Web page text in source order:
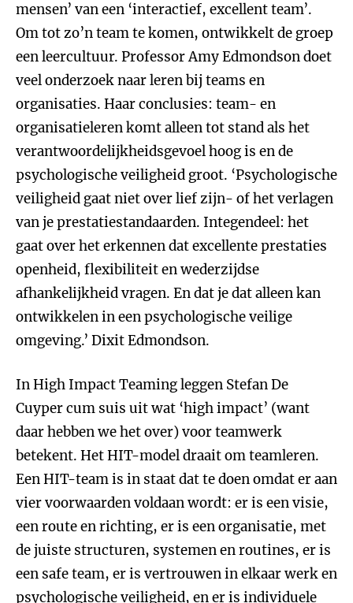
mensen’ van een ‘interactief, excellent team’.
Om tot zo’n team te komen, ontwikkelt de groep
een leercultuur. Professor Amy Edmondson doet
veel onderzoek naar leren bij teams en
organisaties. Haar conclusies: team- en
organisatieleren komt alleen tot stand als het
verantwoordelijkheidsgevoel hoog is en de
psychologische veiligheid groot. ‘Psychologische
veiligheid gaat niet over lief zijn- of het verlagen
van je prestatiestandaarden. Integendeel: het
gaat over het erkennen dat excellente prestaties
openheid, flexibiliteit en wederzijdse
afhankelijkheid vragen. En dat je dat alleen kan
ontwikkelen in een psychologische veilige
omgeving.’ Dixit Edmondson.
In High Impact Teaming leggen Stefan De
Cuyper cum suis uit wat ‘high impact’ (want
daar hebben we het over) voor teamwerk
betekent. Het HIT-model draait om teamleren.
Een HIT-team is in staat dat te doen omdat er aan
vier voorwaarden voldaan wordt: er is een visie,
een route en richting, er is een organisatie, met
de juiste structuren, systemen en routines, er is
een safe team, er is vertrouwen in elkaar werk en
psychologische veiligheid, en er is individuele